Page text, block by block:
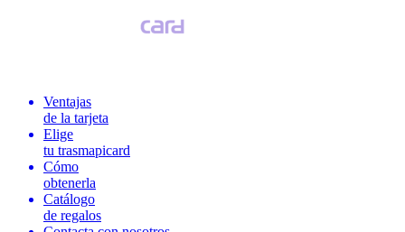
Ventajas
de la tarjeta
Elige
tu trasmapicard
Cómo
obtenerla
Catálogo
de regalos